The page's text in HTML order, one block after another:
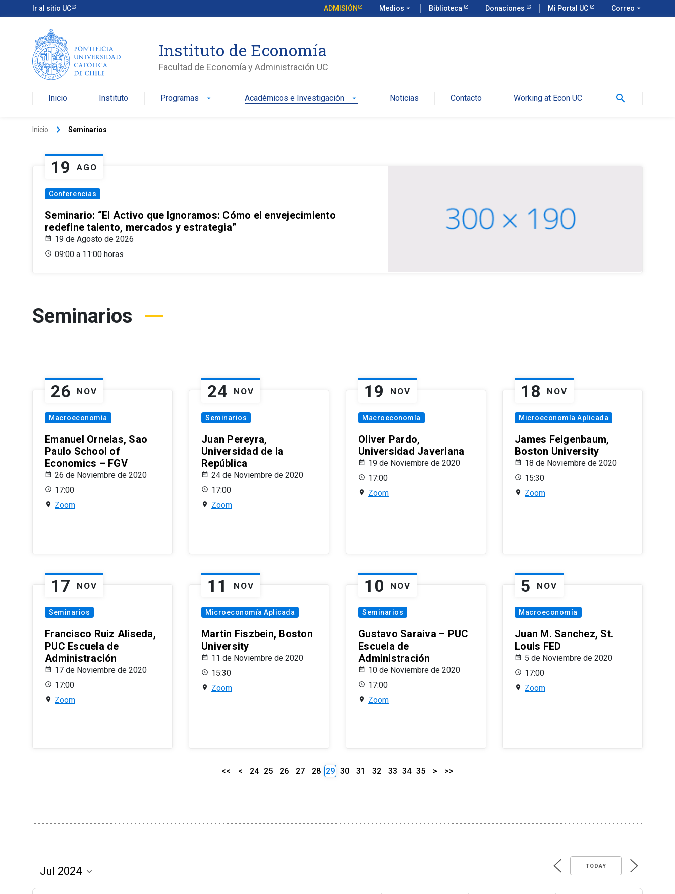
Ir al sitio UC ADMISIÓN Medios arrow_drop_down Biblioteca Donaciones Mi Portal UC Correo arrow_drop_down
Instituto de Economía
Facultad de Economía y Administración UC
Inicio Instituto Programas arrow_drop_down Académicos e Investigación arrow_drop_down Noticias Contacto Working at Econ UC search
Inicio keyboard_arrow_right Seminarios
19 AGO
Conferencias
Seminario: “El Activo que Ignoramos: Cómo el envejecimiento
redefine talento, mercados y estrategia”
19 de Agosto de 2026
09:00 a 11:00 horas
Seminarios
26 NOV
Macroeconomía
Emanuel Ornelas, Sao
Paulo School of
Economics – FGV
26 de Noviembre de 2020
17:00
Zoom
24 NOV
Seminarios
Juan Pereyra,
Universidad de la
República
24 de Noviembre de 2020
17:00
Zoom
19 NOV
Macroeconomía
Oliver Pardo,
Universidad Javeriana
19 de Noviembre de 2020
17:00
Zoom
18 NOV
Microeconomía Aplicada
James Feigenbaum,
Boston University
18 de Noviembre de 2020
15:30
Zoom
17 NOV
Seminarios
Francisco Ruiz Aliseda,
PUC Escuela de
Administración
17 de Noviembre de 2020
17:00
Zoom
11 NOV
Microeconomía Aplicada
Martin Fiszbein, Boston
University
11 de Noviembre de 2020
15:30
Zoom
10 NOV
Seminarios
Gustavo Saraiva – PUC
Escuela de
Administración
10 de Noviembre de 2020
17:00
Zoom
5 NOV
Macroeconomía
Juan M. Sanchez, St.
Louis FED
5 de Noviembre de 2020
17:00
Zoom
<< < 24 25 26 27 28 29 30 31 32 33 34 35 > >>
TODAY